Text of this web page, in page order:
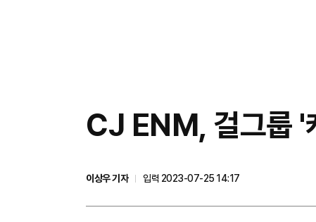
​CJ ENM, 걸그룹 '
이상우 기자
입력 2023-07-25 14:17